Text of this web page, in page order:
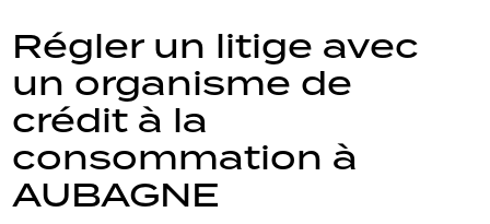
Régler un litige avec
un organisme de
crédit à la
consommation à
AUBAGNE